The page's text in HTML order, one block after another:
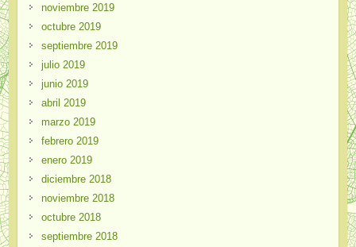
noviembre 2019
octubre 2019
septiembre 2019
julio 2019
junio 2019
abril 2019
marzo 2019
febrero 2019
enero 2019
diciembre 2018
noviembre 2018
octubre 2018
septiembre 2018